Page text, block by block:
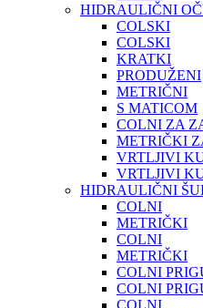
HIDRAULIČNI
COLSKI
COLSKI
KRATKI
PRODUŽENI
METRIČNI
S MATICOM
COLNI ZA
METRIČKI
VRTLJIVI
VRTLJIVI
HIDRAULIČNI
COLNI
METRIČKI
COLNI
METRIČKI
COLNI
COLNI
COLNI